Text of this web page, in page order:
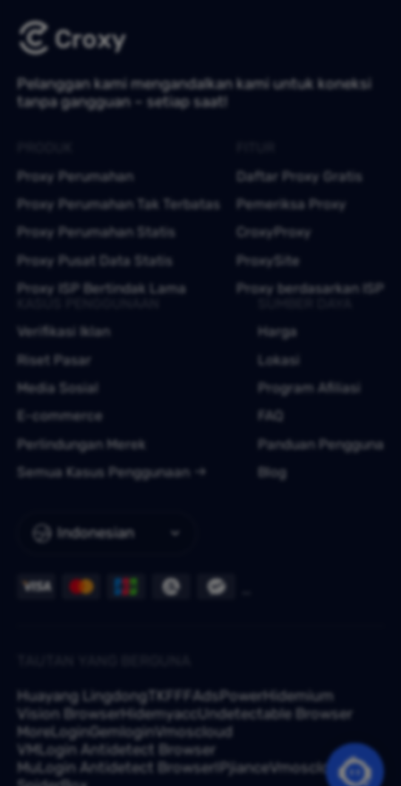
Pelanggan kami mengandalkan kami untuk koneksi
tanpa gangguan – setiap saat!
Indonesian
Proxy Perumahan
Proxy Perumahan Tak Terbatas
Proxy Perumahan Statis
Proxy Pusat Data Statis
Proxy ISP Bertindak Lama
Daftar Proxy Gratis
Pemeriksa Proxy
CroxyProxy
ProxySite
Proxy berdasarkan ISP
Verifikasi Iklan
Riset Pasar
Media Sosial
E-commerce
Perlindungan Merek
Semua Kasus Penggunaan
Harga
Lokasi
Program Afiliasi
FAQ
Panduan Pengguna
Blog
Huayang Lingdong TKFFF AdsPowerHidemium
Vision BrowserHidemyaccUndetectable Browser
MoreLoginGemlogin Vmoscloud
VMLogin Antidetect Browser
MuLogin Antidetect BrowserIPjianceVmoscloud